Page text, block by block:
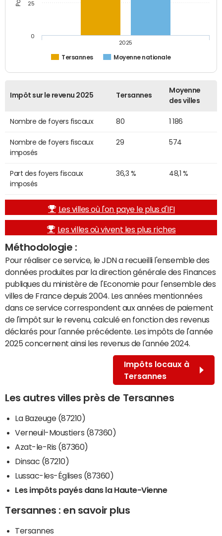
Tersannes Moyenne nationale
2025
0
25
Impôt sur le revenu 2025 Tersannes
Moyenne
des villes
Nombre de foyers fiscaux 80 1 186
Nombre de foyers fiscaux
imposés
29 574
Part des foyers fiscaux
imposés
36,3 % 48,1 %
Les villes où l'on paye le plus d'IFI
Les villes où vivent les plus riches
Méthodologie :
Pour réaliser ce service, le JDN a recueilli l'ensemble des
données produites par la direction générale des Finances
publiques du ministère de l'Economie pour l'ensemble des
villes de France depuis 2004. Les années mentionnées
dans ce service correspondent aux années de paiement
de l'impôt sur le revenu, calculé en fonction des revenus
déclarés pour l'année précédente. Les impôts de l'année
2025 concernent ainsi les revenus de l'année 2024.
Impôts locaux à
Tersannes
Les autres villes près de Tersannes
La Bazeuge (87210)
Verneuil-Moustiers (87360)
Azat-le-Ris (87360)
Dinsac (87210)
Lussac-les-Églises (87360)
Les impôts payés dans la Haute-Vienne
Tersannes : en savoir plus
Tersannes